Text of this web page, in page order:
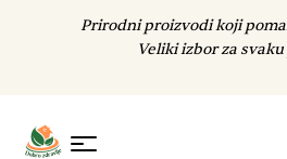
Prirodni proizvodi koji
Veliki izbor za